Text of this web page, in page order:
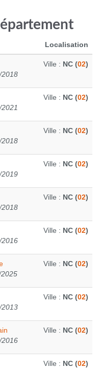
Localisation
Ville : NC (02)
Ville : NC (02)
Ville : NC (02)
Ville : NC (02)
Ville : NC (02)
Ville : NC (02)
Ville : NC (02)
Ville : NC (02)
Ville : NC (02)
Ville : NC (02)